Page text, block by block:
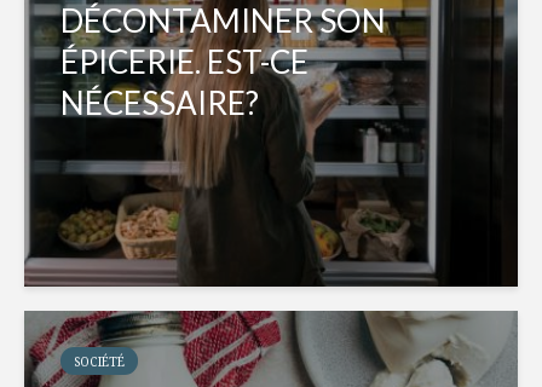
DÉCONTAMINER SON
ÉPICERIE. EST-CE
NÉCESSAIRE?
SOCIÉTÉ